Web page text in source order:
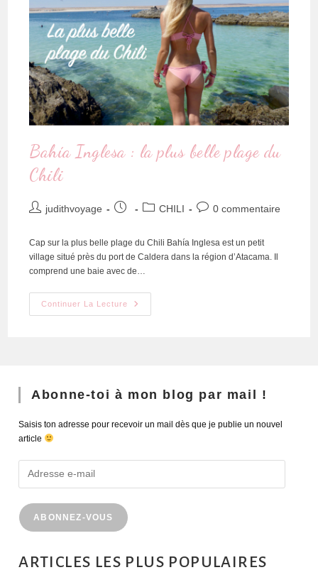
Bahía Inglesa : la plus belle plage du
Chili
judithvoyage CHILI 0 commentaire
Cap sur la plus belle plage du Chili Bahía Inglesa est un petit
village situé près du port de Caldera dans la région d’Atacama. Il
comprend une baie avec de…
Continuer La Lecture
Abonne-toi à mon blog par mail !
Saisis ton adresse pour recevoir un mail dès que je publie un nouvel
article
ABONNEZ-VOUS
ARTICLES LES PLUS POPULAIRES